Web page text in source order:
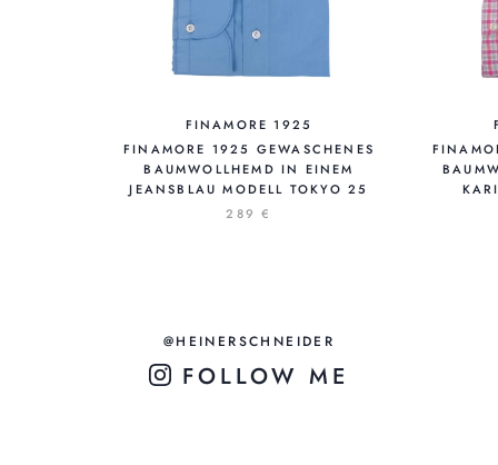
FINAMORE 1925
FINAMORE 1925 GEWASCHENES
BAUMWOLLHEMD IN EINEM
JEANSBLAU MODELL TOKYO 25
289 €
@HEINERSCHNEIDER
FOLLOW ME